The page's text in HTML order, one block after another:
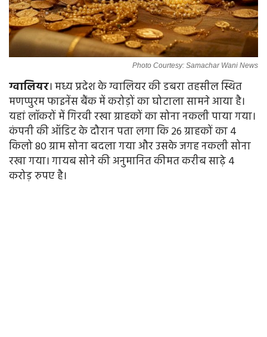
Photo Courtesy: Samachar Wani News
ग्वालियर। मध्य प्रदेश के ग्वालियर की डबरा तहसील स्थित
मणप्पुरम फाइनेंस बैंक में करोड़ों का घोटाला सामने आया है।
यहां लॉकरों में गिरवी रखा ग्राहकों का सोना नकली पाया गया।
कंपनी की ऑडिट के दौरान पता लगा कि 26 ग्राहकों का 4
किलो 80 ग्राम सोना बदला गया और उसके जगह नकली सोना
रखा गया। गायब सोने की अनुमानित कीमत करीब साढ़े 4
करोड़ रुपए है।